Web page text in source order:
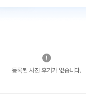
등록된 사진 후기가 없습니다.